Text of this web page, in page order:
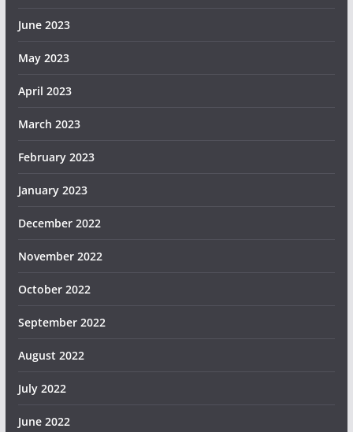
June 2023
May 2023
April 2023
March 2023
February 2023
January 2023
December 2022
November 2022
October 2022
September 2022
August 2022
July 2022
June 2022